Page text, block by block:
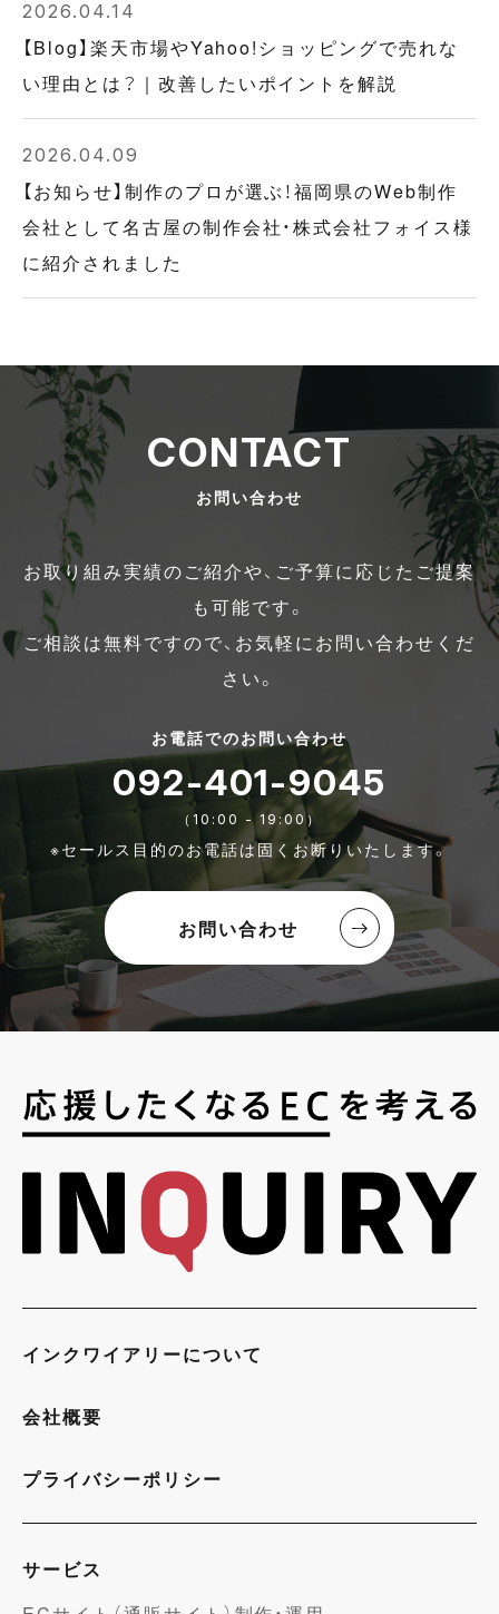
2026.04.14
【Blog】楽天市場やYahoo!ショッピングで売れな
い理由とは？｜改善したいポイントを解説
2026.04.09
【お知らせ】制作のプロが選ぶ！福岡県のWeb制作
会社として名古屋の制作会社・株式会社フォイス様
に紹介されました
CONTACT
お問い合わせ
お取り組み実績のご紹介や、ご予算に応じたご提案
も可能です。
ご相談は無料ですので、お気軽にお問い合わせくだ
さい。
お電話でのお問い合わせ
092-401-9045
（10:00 - 19:00）
※セールス目的のお電話は固くお断りいたします。
お問い合わせ
インクワイアリーについて
会社概要
プライバシーポリシー
サービス